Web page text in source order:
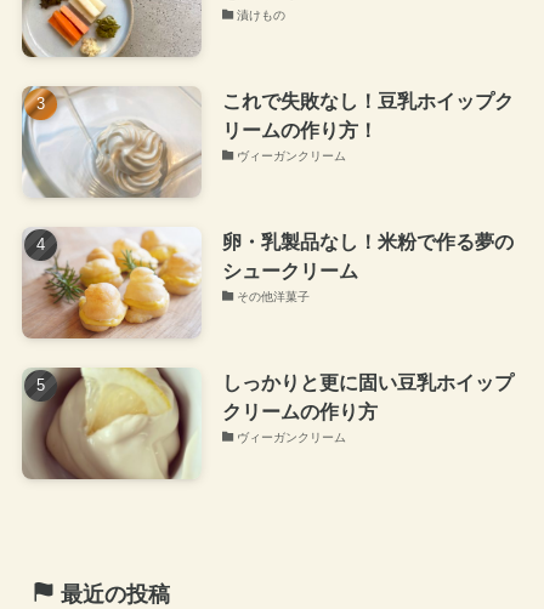
漬けもの
これで失敗なし！豆乳ホイップク
リームの作り方！
ヴィーガンクリーム
卵・乳製品なし！米粉で作る夢の
シュークリーム
その他洋菓子
しっかりと更に固い豆乳ホイップ
クリームの作り方
ヴィーガンクリーム
最近の投稿